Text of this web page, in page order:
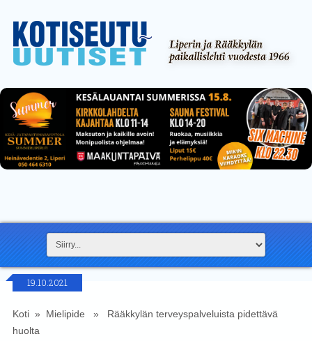
19.10.2021
Koti» Mielipide » Rääkkylän terveyspalveluista pidettävä
huolta